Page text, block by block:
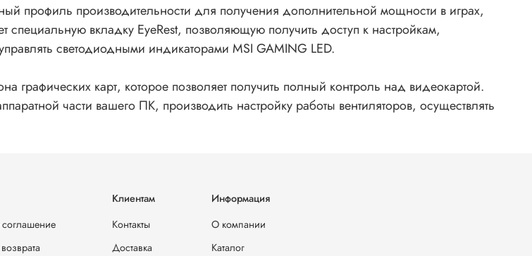
профиль производительности для получения дополнительной мощности в играх,
вкладку EyeRest, позволяющую получить доступ к настройкам,
светодиодными индикаторами MSI GAMING LED.
графических карт, которое позволяет получить полный контроль над видеокартой.
части вашего ПК, производить настройку работы вентиляторов, осуществлять
соглашение
Клиентам
Контакты
Доставка
Информация
О компании
Каталог